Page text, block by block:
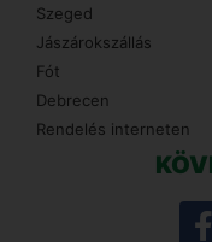
Szeged
Jászárokszállás
Fót
Debrecen
Rendelés interneten